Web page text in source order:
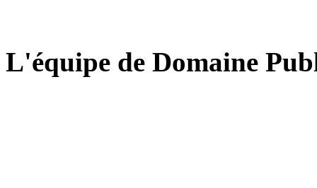
L'équipe de Domaine